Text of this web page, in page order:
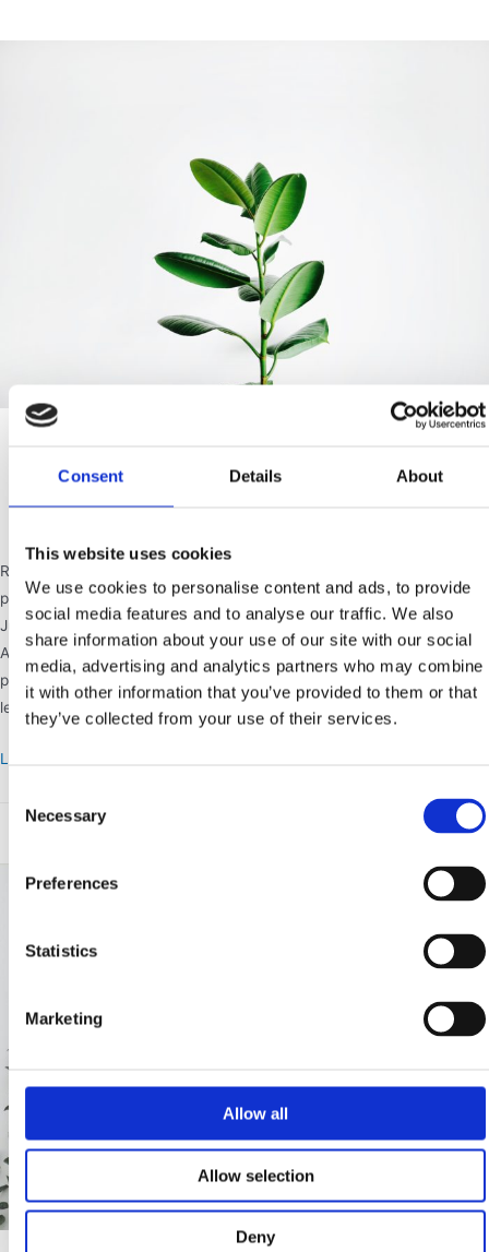
Consent Details About
This website uses cookies
We use cookies to personalise content and ads, to provide
social media features and to analyse our traffic. We also
share information about your use of our site with our social
media, advertising and analytics partners who may combine
it with other information that you’ve provided to them or that
they’ve collected from your use of their services.
Selection
Necessary
Preferences
Statistics
Marketing
Allow all
Allow selection
Deny
inconsciente ?
Reconversion pro : injonction inconsciente ou expression de désirs
profonds ? Article rédiger par Cécile Pichon pour Welcome to the
Jungle 2020 semble avoir été l’année de tous les questionnements.
Après avoir porté aux nues les métiers dit “utiles” qui se trouvaient en
première ligne durant le confinement de printemps, nombreuses sont
les personnes qui …
Reconversion…
inconsciente
Lire la suite »